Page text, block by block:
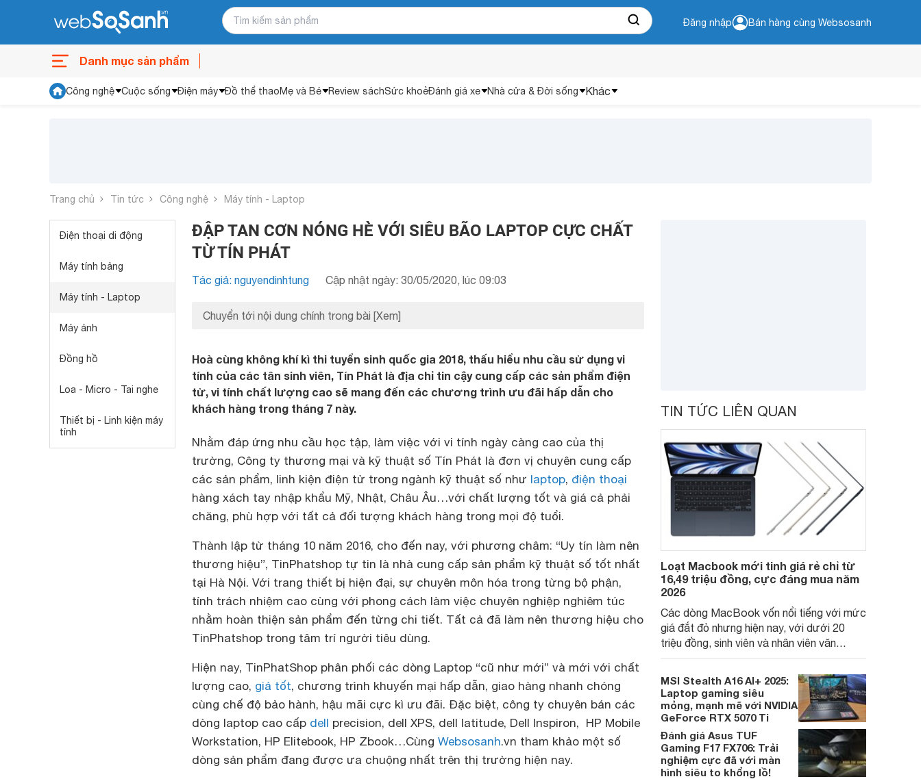
Đăng nhập Bán hàng cùng Websosanh
Danh mục sản phẩm
Công nghệ Cuộc sống Điện máy Đồ thể thaoMẹ và Bé Review sáchSức khoẻĐánh giá xe Nhà cửa & Đời sống Khác
Trang chủ Tin tức Công nghệ Máy tính - Laptop
Điện thoại di động
Máy tính bảng
Máy tính - Laptop
Máy ảnh
Đồng hồ
Loa - Micro - Tai nghe
Thiết bị - Linh kiện máy
tính
ĐẬP TAN CƠN NÓNG HÈ VỚI SIÊU BÃO LAPTOP CỰC CHẤT
TỪ TÍN PHÁT
Tác giả: nguyendinhtung Cập nhật ngày: 30/05/2020, lúc 09:03
Chuyển tới nội dung chính trong bài [Xem]
Hoà cùng không khí kì thi tuyển sinh quốc gia 2018, thấu hiểu nhu cầu sử dụng vi
tính của các tân sinh viên, Tín Phát là địa chỉ tin cậy cung cấp các sản phẩm điện
tử, vi tính chất lượng cao sẽ mang đến các chương trình ưu đãi hấp dẫn cho
khách hàng trong tháng 7 này.
Nhằm đáp ứng nhu cầu học tập, làm việc với vi tính ngày càng cao của thị
trường, Công ty thương mại và kỹ thuật số Tín Phát là đơn vị chuyên cung cấp
các sản phẩm, linh kiện điện tử trong ngành kỹ thuật số như laptop, điện thoại
hàng xách tay nhập khẩu Mỹ, Nhật, Châu Âu…với chất lượng tốt và giá cả phải
chăng, phù hợp với tất cả đối tượng khách hàng trong mọi độ tuổi.
Thành lập từ tháng 10 năm 2016, cho đến nay, với phương châm: “Uy tín làm nên
thương hiệu”, TinPhatshop tự tin là nhà cung cấp sản phẩm kỹ thuật số tốt nhất
tại Hà Nội. Với trang thiết bị hiện đại, sự chuyên môn hóa trong từng bộ phận,
tính trách nhiệm cao cùng với phong cách làm việc chuyên nghiệp nghiêm túc
nhằm hoàn thiện sản phẩm đến từng chi tiết. Tất cả đã làm nên thương hiệu cho
TinPhatshop trong tâm trí người tiêu dùng.
Hiện nay, TinPhatShop phân phối các dòng Laptop “cũ như mới” và mới với chất
lượng cao, giá tốt, chương trình khuyến mại hấp dẫn, giao hàng nhanh chóng
cùng chế độ bảo hành, hậu mãi cực kì ưu đãi. Đặc biệt, công ty chuyên bán các
dòng laptop cao cấp dell precision, dell XPS, dell latitude, Dell Inspiron, HP Mobile
Workstation, HP Elitebook, HP Zbook…Cùng Websosanh.vn tham khảo một số
dòng sản phẩm đang được ưa chuộng nhất trên thị trường hiện nay.
TIN TỨC LIÊN QUAN
Loạt Macbook mới tinh giá rẻ chỉ từ
16,49 triệu đồng, cực đáng mua năm
2026
Các dòng MacBook vốn nổi tiếng với mức
giá đắt đỏ nhưng hiện nay, với dưới 20
triệu đồng, sinh viên và nhân viên văn
phòng đã có thể sở hữu những model
mới, đáp ứng tốt nhu cầu học tập và làm
việc cơ bản.
MSI Stealth A16 AI+ 2025:
Laptop gaming siêu
mỏng, mạnh mẽ với NVIDIA
GeForce RTX 5070 Ti
Đánh giá Asus TUF
Gaming F17 FX706: Trải
nghiệm cực đã với màn
hình siêu to khổng lồ!